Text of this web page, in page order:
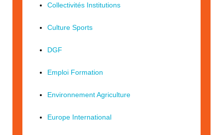
Collectivités Institutions
Culture Sports
DGF
Emploi Formation
Environnement Agriculture
Europe International